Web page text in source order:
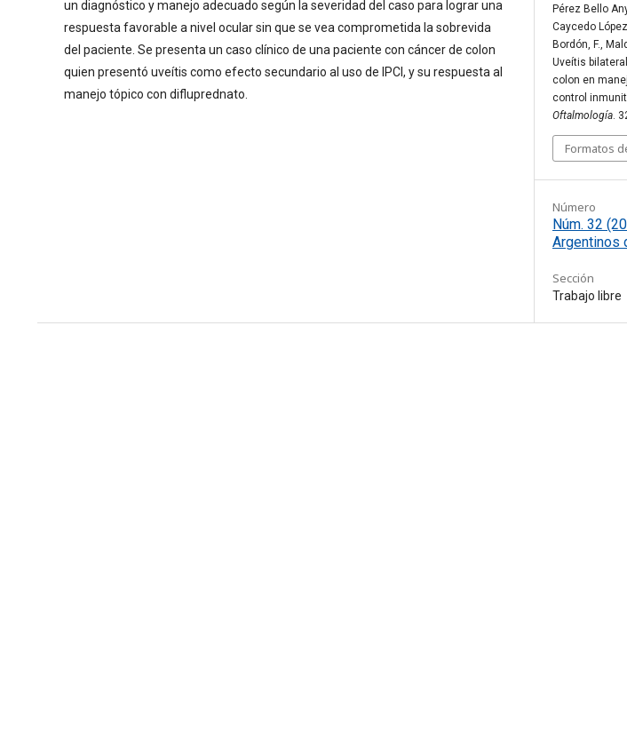
un diagnóstico y manejo adecuado según la severidad del caso para lograr una
respuesta favorable a nivel ocular sin que se vea comprometida la sobrevida
del paciente. Se presenta un caso clínico de una paciente con cáncer de colon
quien presentó uveítis como efecto secundario al uso de IPCI, y su respuesta al
manejo tópico con difluprednato.
Pérez Bello
Caycedo
Bordón, F.,
Uveítis
colon en
control
Oftalmología .
Formatos
Número
Núm. 32
Argentinos
Sección
Trabajo libre